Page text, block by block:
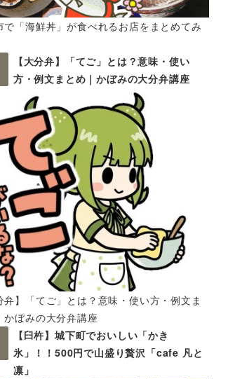
で「海鮮丼」が食べれるお店をまとめてみ
【大分弁】「てご」とは？意味・使い
方・例文まとめ｜かぼみの大分弁講座
弁】「てご」とは？意味・使い方・例文ま
かぼみの大分弁講座
【臼杵】城下町でおいしい「かき
氷」！！500円で山盛り贅沢「cafe 凡と
凛」